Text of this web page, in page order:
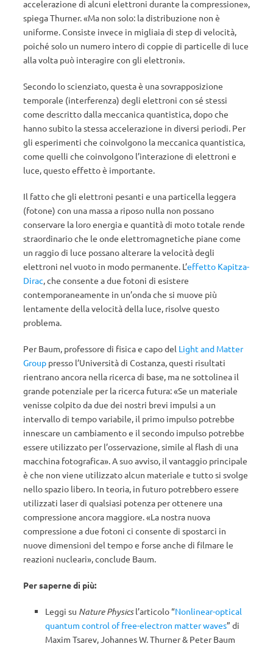
accelerazione di alcuni elettroni durante la compressione»,
spiega Thurner. «Ma non solo: la distribuzione non è
uniforme. Consiste invece in migliaia di step di velocità,
poiché solo un numero intero di coppie di particelle di luce
alla volta può interagire con gli elettroni».
Secondo lo scienziato, questa è una sovrapposizione
temporale (interferenza) degli elettroni con sé stessi
come descritto dalla meccanica quantistica, dopo che
hanno subito la stessa accelerazione in diversi periodi. Per
gli esperimenti che coinvolgono la meccanica quantistica,
come quelli che coinvolgono l’interazione di elettroni e
luce, questo effetto è importante.
Il fatto che gli elettroni pesanti e una particella leggera
(fotone) con una massa a riposo nulla non possano
conservare la loro energia e quantità di moto totale rende
straordinario che le onde elettromagnetiche piane come
un raggio di luce possano alterare la velocità degli
elettroni nel vuoto in modo permanente. L’effetto Kapitza-
Dirac, che consente a due fotoni di esistere
contemporaneamente in un’onda che si muove più
lentamente della velocità della luce, risolve questo
problema.
Per Baum, professore di fisica e capo del Light and Matter
Group presso l’Università di Costanza, questi risultati
rientrano ancora nella ricerca di base, ma ne sottolinea il
grande potenziale per la ricerca futura: «Se un materiale
venisse colpito da due dei nostri brevi impulsi a un
intervallo di tempo variabile, il primo impulso potrebbe
innescare un cambiamento e il secondo impulso potrebbe
essere utilizzato per l’osservazione, simile al flash di una
macchina fotografica». A suo avviso, il vantaggio principale
è che non viene utilizzato alcun materiale e tutto si svolge
nello spazio libero. In teoria, in futuro potrebbero essere
utilizzati laser di qualsiasi potenza per ottenere una
compressione ancora maggiore. «La nostra nuova
compressione a due fotoni ci consente di spostarci in
nuove dimensioni del tempo e forse anche di filmare le
reazioni nucleari», conclude Baum.
Per saperne di più:
Leggi su Nature Physicsl’articolo “Nonlinear-optical
quantum control of free-electron matter waves” di
Maxim Tsarev, Johannes W. Thurner & Peter Baum